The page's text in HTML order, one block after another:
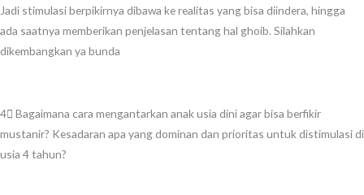
Jadi stimulasi berpikirnya dibawa ke realitas yang bisa diindera, hingga
ada saatnya memberikan penjelasan tentang hal ghoib. Silahkan
dikembangkan ya bunda
4⃣ Bagaimana cara mengantarkan anak usia dini agar bisa berfikir
mustanir? Kesadaran apa yang dominan dan prioritas untuk distimulasi di
usia 4 tahun?